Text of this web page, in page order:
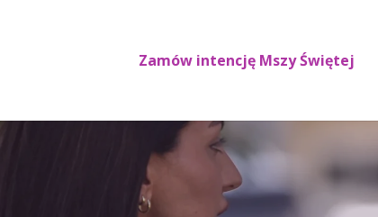
Zamów intencję Mszy Świętej